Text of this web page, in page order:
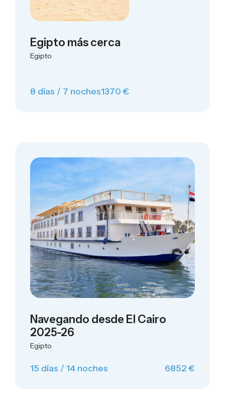
Egipto más cerca
Egipto
8 días / 7 noches1370 €
Navegando desde El Cairo
2025-26
Egipto
15 días / 14 noches 6852 €